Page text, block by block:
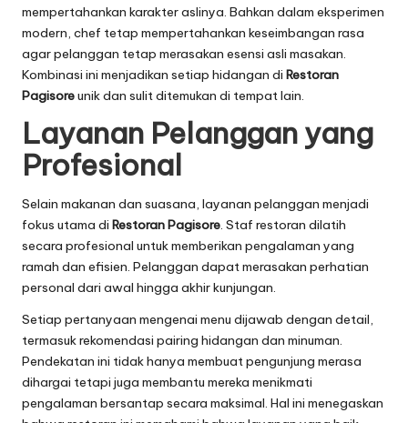
mempertahankan karakter aslinya. Bahkan dalam eksperimen
modern, chef tetap mempertahankan keseimbangan rasa
agar pelanggan tetap merasakan esensi asli masakan.
Kombinasi ini menjadikan setiap hidangan di Restoran
Pagisoreunik dan sulit ditemukan di tempat lain.
Layanan Pelanggan yang
Profesional
Selain makanan dan suasana, layanan pelanggan menjadi
fokus utama di Restoran Pagisore. Staf restoran dilatih
secara profesional untuk memberikan pengalaman yang
ramah dan efisien. Pelanggan dapat merasakan perhatian
personal dari awal hingga akhir kunjungan.
Setiap pertanyaan mengenai menu dijawab dengan detail,
termasuk rekomendasi pairing hidangan dan minuman.
Pendekatan ini tidak hanya membuat pengunjung merasa
dihargai tetapi juga membantu mereka menikmati
pengalaman bersantap secara maksimal. Hal ini menegaskan